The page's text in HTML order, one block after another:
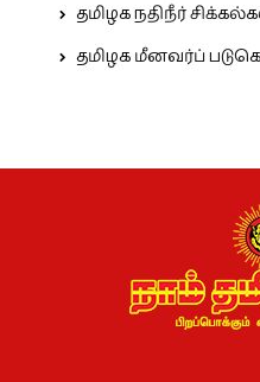
தமிழக நதிநீர்
தமிழக மீனவர்ப்